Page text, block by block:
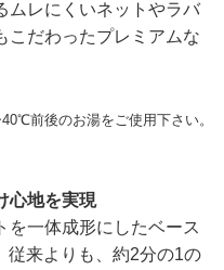
ムレにくいネットやラバ
こだわったプレミアムな
前後のお湯をご使用下さい。
心地を実現
を一体成形にしたベース
従来よりも、約2分の1の